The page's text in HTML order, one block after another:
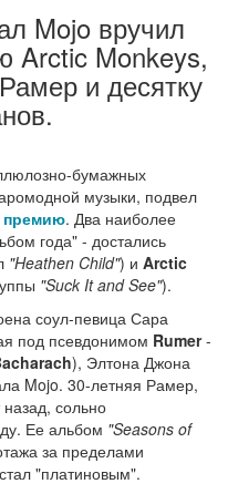
Mojo вручил
Arctic Monkeys,
и десятку
бумажных
музыки, подвел
премию. Два наиболее
года" - достались
"Heathen Child") и Arctic
"Suck It and See").
соул-певица Сара
под псевдонимом Rumer-
), Элтона Джона
Mojo. 30-летняя Рамер,
сольно
Ее альбом "Seasons of
за пределами
"платиновым".